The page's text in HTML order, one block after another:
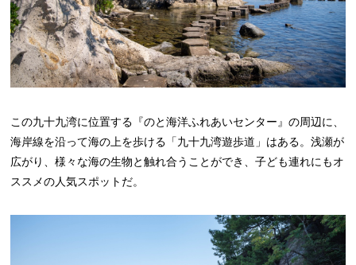
この九十九湾に位置する『のと海洋ふれあいセンター』の周辺に、
海岸線を沿って海の上を歩ける「九十九湾遊歩道」はある。浅瀬が
広がり、様々な海の生物と触れ合うことができ、子ども連れにもオ
ススメの人気スポットだ。